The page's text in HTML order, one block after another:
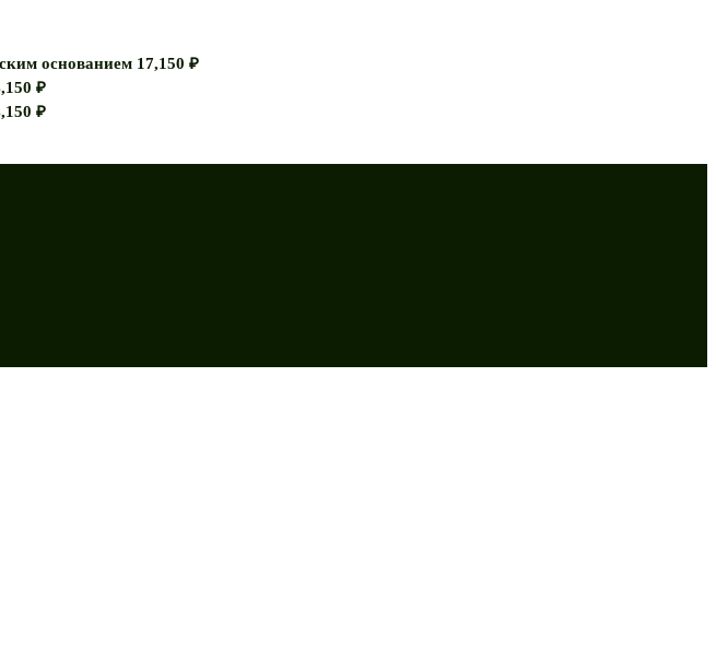
основанием 17,150 ₽
₽
₽